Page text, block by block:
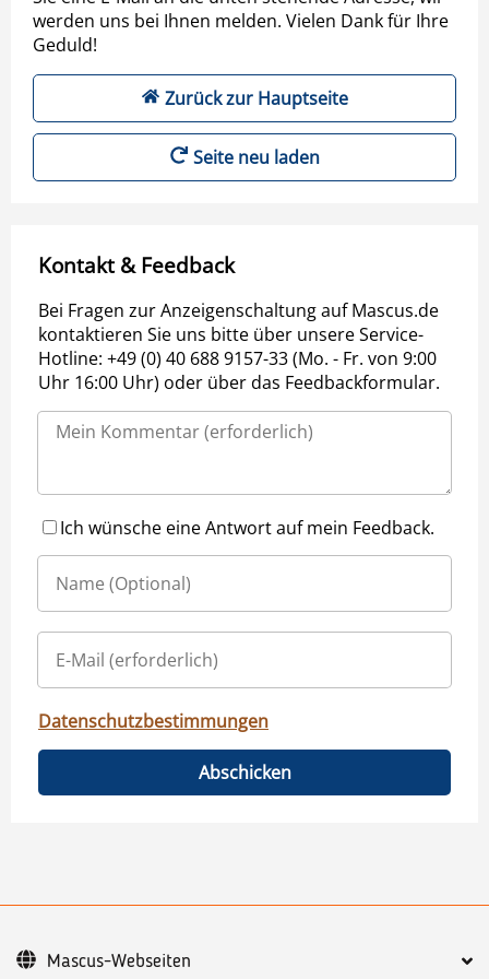
werden uns bei Ihnen melden. Vielen Dank für Ihre
Geduld!
Zurück zur Hauptseite
Seite neu laden
Kontakt & Feedback
Bei Fragen zur Anzeigenschaltung auf Mascus.de
kontaktieren Sie uns bitte über unsere Service-
Hotline: +49 (0) 40 688 9157-33 (Mo. - Fr. von 9:00
Uhr 16:00 Uhr) oder über das Feedbackformular.
Ich wünsche eine Antwort auf mein Feedback.
Datenschutzbestimmungen
Abschicken
Mascus-Webseiten